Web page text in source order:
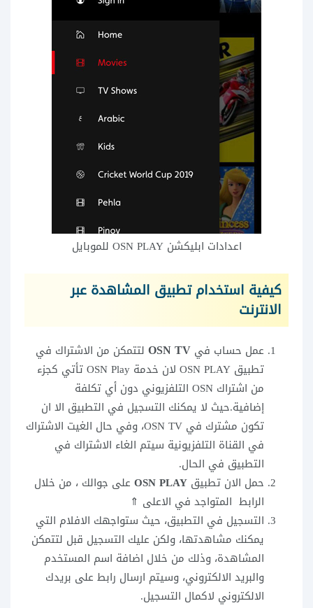
اعدادات ابليكشن OSN PLAY للموبايل
كيفية استخدام تطبيق المشاهدة عبر
الانترنت
عمل حساب في OSN TV لتتمكن من الاشتراك في
تطبيق OSN PLAY لان خدمة OSN Play تأتي كجزء
من اشتراك OSN التلفزيوني دون أي تكلفة
إضافية.حيث لا يمكنك التسجيل في التطبيق الا ان
تكون مشترك في OSN TV، وفي حال الغيت الاشتراك
في القناة التلفزيونية سيتم الغاء الاشتراك في
التطبيق في الحال.
حمل الان تطبيق OSN PLAY على جوالك ، من خلال
الرابط المتواجد في الاعلى ⇑
التسجيل في التطبيق، حيث ستواجهك الافلام التي
يمكنك مشاهدتها، ولكن عليك التسجيل قبل لتتمكن
المشاهدة، وذلك من خلال اضافة اسم المستخدم
والبريد الالكتروني، وسيتم ارسال رابط على بريدك
الالكتروني لاكمال التسجيل.